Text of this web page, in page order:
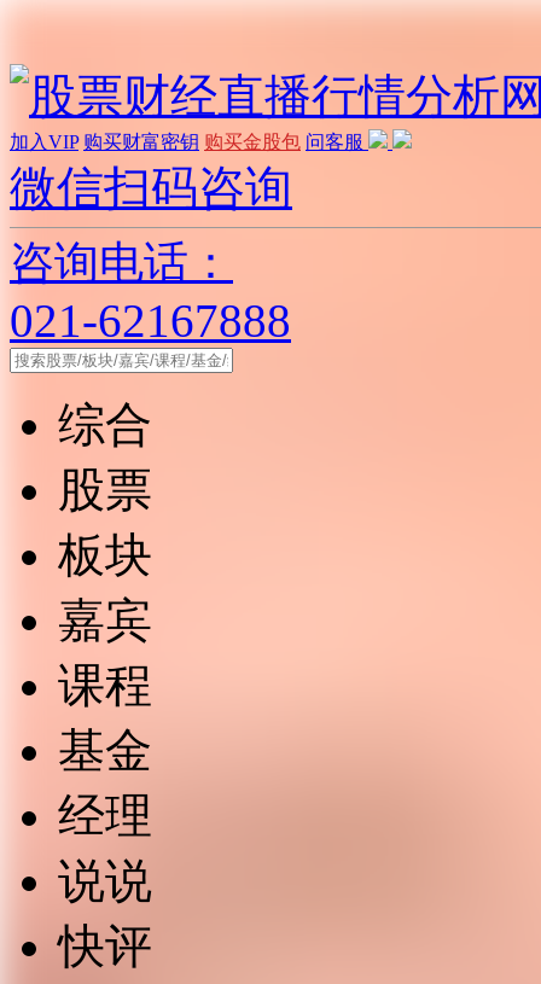
加入VIP 购买财富密钥 购买金股包 问客服
微信扫码咨询
咨询电话：
021-62167888
综合
股票
板块
嘉宾
课程
基金
经理
说说
快评